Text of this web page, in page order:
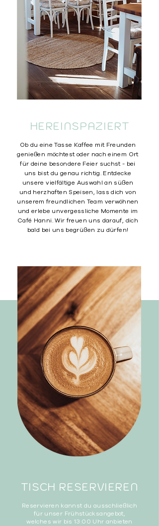
HEREINSPAZIERT
Ob du eine Tasse Kaffee mit Freunden
genießen möchtest oder nach einem Ort
für deine besondere Feier suchst - bei
uns bist du genau richtig. Entdecke
unsere vielfältige Auswahl an süßen
und herzhaften Speisen, lass dich von
unserem freundlichen Team verwöhnen
und erlebe unvergessliche Momente im
Café Hanni. Wir freuen uns darauf, dich
bald bei uns begrüßen zu dürfen!
TISCH RESERVIEREN
Reservieren kannst du ausschließlich
für unser Frühstücksangebot,
welches wir bis 13:00 Uhr anbieten